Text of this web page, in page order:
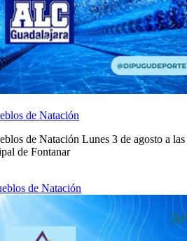
de Natación
de Natación Lunes 3 de agosto a las
de Fontanar
de Natación